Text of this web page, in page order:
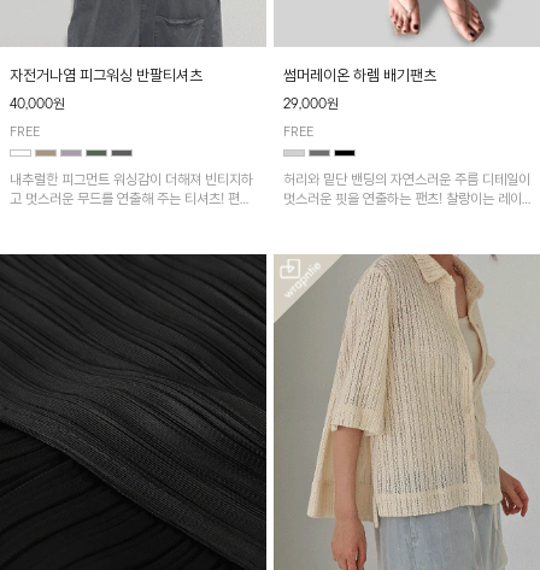
자전거나염 피그워싱 반팔티셔츠
40,000원
FREE
내추럴한 피그먼트 워싱감이 더해져 빈티지하
고 멋스러운 무드를 연출해 주는 티셔츠! 편안
썸머레이온 하렘 배기팬츠
29,000원
FREE
허리와 밑단 밴딩의 자연스러운 주름 디테일이
멋스러운 핏을 연출하는 팬츠! 찰랑이는 레이
기기 좋은 아이템입니다~